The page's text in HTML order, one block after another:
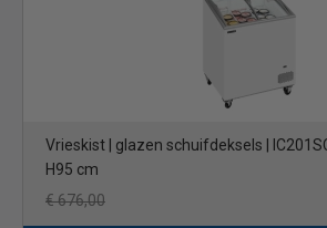
Vrieskist | glazen schuifdeksels |
H95 cm
€ 676,00